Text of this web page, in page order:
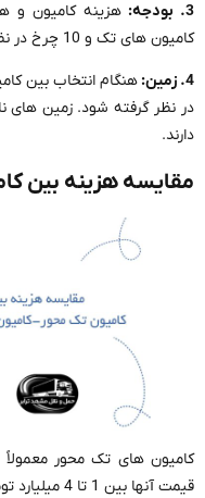
3. بودجه:
هزینه کامیون و
کامیون های تک و 10 چرخ در نظر گرفته شود.
4. زمین:
هنگام انتخاب بین
در نظر گرفته شود. زمین های
دارند.
مقایسه هزینه بین
کامیون های تک محور معمولاً
قیمت آنها